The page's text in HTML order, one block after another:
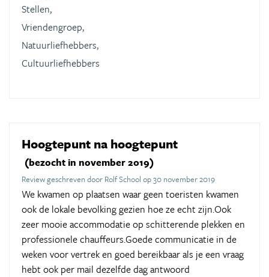
Stellen,
Vriendengroep,
Natuurliefhebbers,
Cultuurliefhebbers
Hoogtepunt na hoogtepunt
(bezocht in november 2019)
Review geschreven door Rolf School op 30 november 2019
We kwamen op plaatsen waar geen toeristen kwamen
ook de lokale bevolking gezien hoe ze echt zijn.Ook
zeer mooie accommodatie op schitterende plekken en
professionele chauffeurs.Goede communicatie in de
weken voor vertrek en goed bereikbaar als je een vraag
hebt ook per mail dezelfde dag antwoord